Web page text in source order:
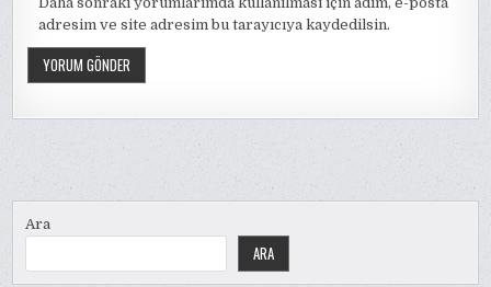
adresim ve site adresim bu tarayıcıya kaydedilsin.
Ara
ARA